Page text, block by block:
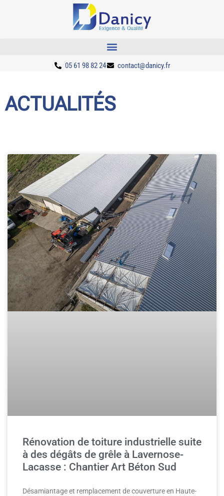
05 61 98 82 24 contact@danicy.fr
ACTUALITÉS
Rénovation de toiture industrielle suite
à des dégâts de grêle à Lavernose-
Lacasse : Chantier Art Béton Sud
Désamiantage et remplacement de couverture en Haute-